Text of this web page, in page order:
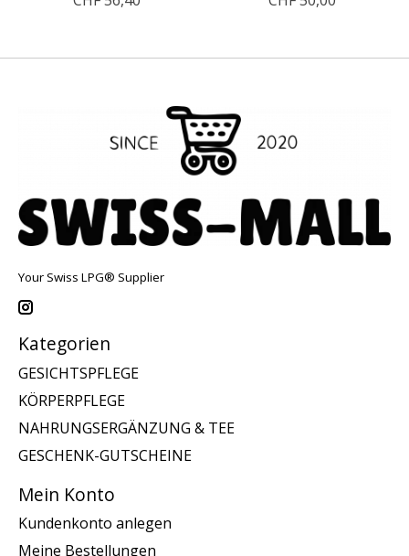
Your Swiss LPG® Supplier
Kategorien
GESICHTSPFLEGE
KÖRPERPFLEGE
NAHRUNGSERGÄNZUNG & TEE
GESCHENK-GUTSCHEINE
Mein Konto
Kundenkonto anlegen
Meine Bestellungen